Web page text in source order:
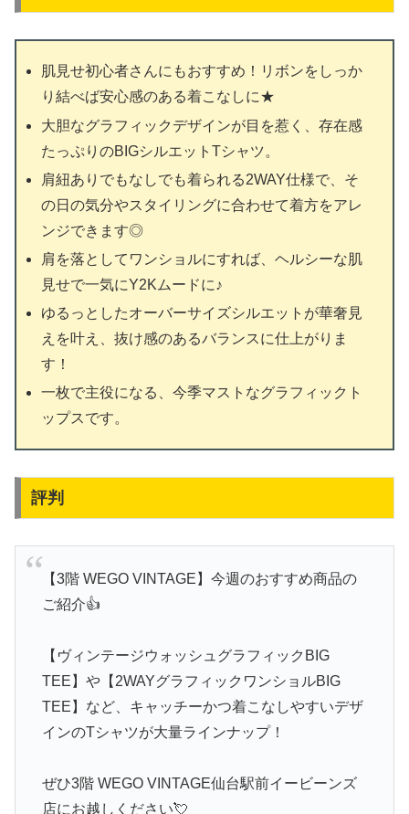
肌見せ初心者さんにもおすすめ！リボンをしっか
り結べば安心感のある着こなしに★
大胆なグラフィックデザインが目を惹く、存在感
たっぷりのBIGシルエットTシャツ。
肩紐ありでもなしでも着られる2WAY仕様で、そ
の日の気分やスタイリングに合わせて着方をアレ
ンジできます◎
肩を落としてワンショルにすれば、ヘルシーな肌
見せで一気にY2Kムードに♪
ゆるっとしたオーバーサイズシルエットが華奢見
えを叶え、抜け感のあるバランスに仕上がりま
す！
一枚で主役になる、今季マストなグラフィックト
ップスです。
評判
【3階 WEGO VINTAGE】今週のおすすめ商品の
ご紹介👍
【ヴィンテージウォッシュグラフィックBIG
TEE】や【2WAYグラフィックワンショルBIG
TEE】など、キャッチーかつ着こなしやすいデザ
インのTシャツが大量ラインナップ！
ぜひ3階 WEGO VINTAGE仙台駅前イービーンズ
店にお越しください💘